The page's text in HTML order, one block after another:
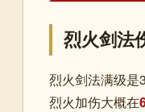
烈火剑法
烈火剑法满级是
烈火加伤大概在